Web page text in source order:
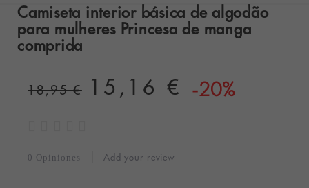
Camiseta interior básica de algodão
para mulheres Princesa de manga
comprida
18,95 € 15,16 € -20%
0 Opiniones Add your review